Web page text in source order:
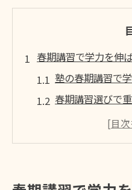
春期講習で学力を伸
塾の春期講習で
春期講習選びで
塾が提案する春
春期講習で塾を
塾の春期講習が